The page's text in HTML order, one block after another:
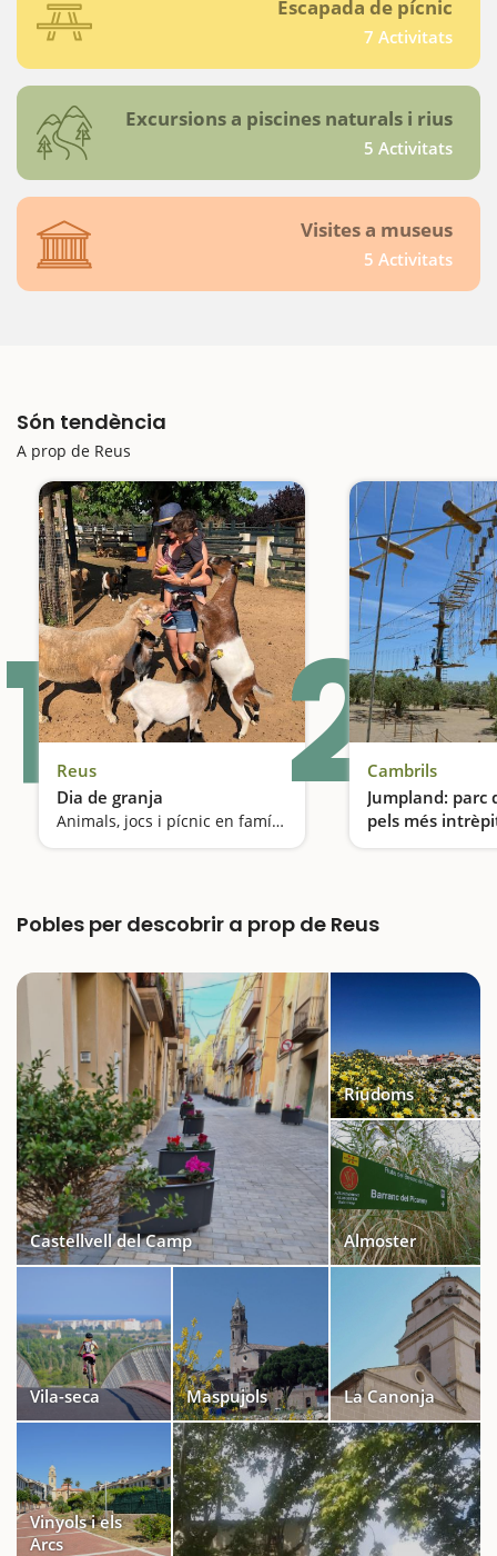
Escapada de pícnic
7 Activitats
Excursions a piscines naturals i rius
5 Activitats
Visites a museus
5 Activitats
Són tendència
A prop de Reus
1 Reus
Dia de granja
Animals, jocs i pícnic en família2Cambrils
Jumpland: parc
pels més
Pobles per descobrir a prop de Reus
Castellvell del Camp
Riudoms
Almoster
Vila-seca Maspujols La Canonja
Vinyols i els
Arcs